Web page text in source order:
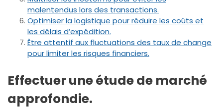
malentendus lors des transactions.
Optimiser la logistique pour réduire les coûts et
les délais d’expédition.
Être attentif aux fluctuations des taux de change
pour limiter les risques financiers.
Effectuer une étude de marché
approfondie.